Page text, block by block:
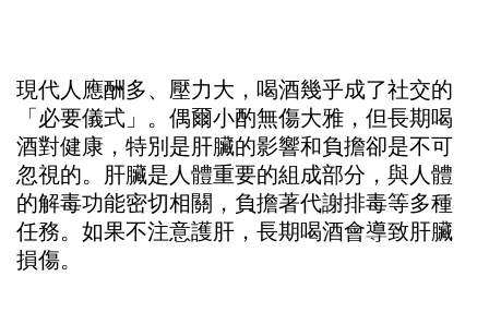
現代人應酬多、壓力大，喝酒幾乎成了社交的
「必要儀式」。偶爾小酌無傷大雅，但長期喝
酒對健康，特別是肝臟的影響和負擔卻是不可
忽視的。肝臟是人體重要的組成部分，與人體
的解毒功能密切相關，負擔著代謝排毒等多種
任務。如果不注意護肝，長期喝酒會導致肝臟
損傷。